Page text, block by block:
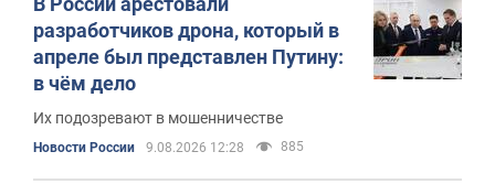
разработчиков дрона, который в
апреле был представлен Путину:
в чём дело
Их подозревают в мошенничестве
Новости России 9.08.2026 12:28 885